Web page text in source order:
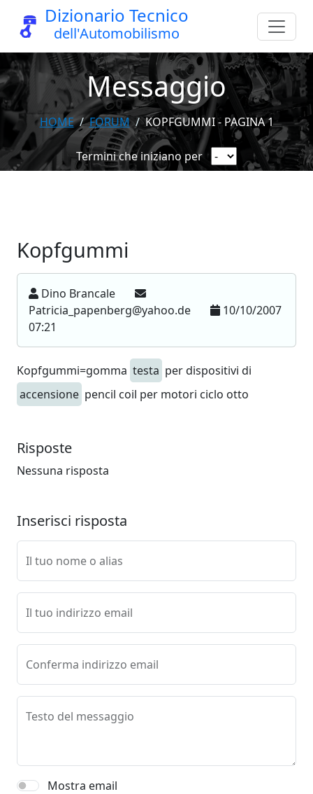
Dizionario Tecnico
dell'Automobilismo
Messaggio
HOME FORUM KOPFGUMMI - PAGINA 1
Termini che iniziano per
Kopfgummi
Dino Brancale
Patricia_papenberg@yahoo.de
10/10/2007
07:21
Kopfgummi=gomma testa per dispositivi di
accensione pencil coil per motori ciclo otto
Risposte
Nessuna risposta
Inserisci risposta
Il tuo nome o alias
Il tuo indirizzo email
Conferma indirizzo email
Testo del messaggio
Mostra email